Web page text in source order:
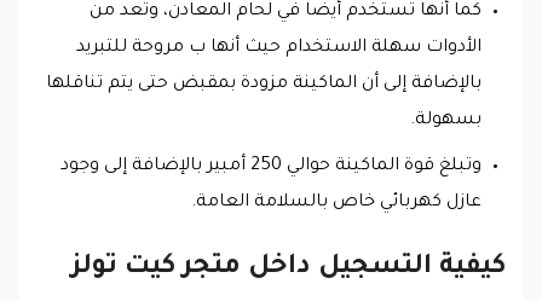
كما أنها تستخدم أيضا في لحام المعادن، وتعد من
الأدوات سهلة الاستخدام حيث أنها ب مروحة للتبريد
بالإضافة إلى أن الماكينة مزودة بمقبض حتى يتم تناقلها
بسهولة.
وتبلغ قوة الماكينة حوالي 250 أمبير بالإضافة إلى وجود
عازل كهربائي خاص بالسلامة العامة.
كيفية التسجيل داخل متجر كيت تولز